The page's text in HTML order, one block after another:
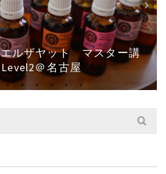
ルザヤット マスター講
＠名古屋